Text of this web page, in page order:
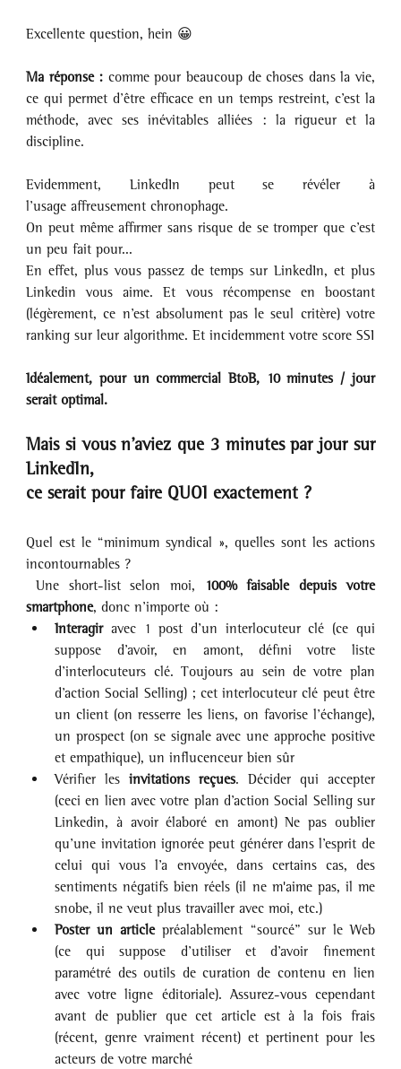
Excellente question, hein 😀
Ma réponse : comme pour beaucoup de choses dans la vie,
ce qui permet d’être efficace en un temps restreint, c’est la
méthode, avec ses inévitables alliées : la rigueur et la
discipline.
Evidemment, LinkedIn peut se révéler à
l’usage affreusement chronophage.
On peut même affirmer sans risque de se tromper que c’est
un peu fait pour...
En effet, plus vous passez de temps sur LinkedIn, et plus
Linkedin vous aime. Et vous récompense en boostant
(légèrement, ce n’est absolument pas le seul critère) votre
ranking sur leur algorithme. Et incidemment votre score SSI
Idéalement, pour un commercial BtoB, 10 minutes / jour
serait optimal.
Mais si vous n’aviez que 3 minutes par jour sur
LinkedIn,
ce serait pour faire QUOI exactement ?
Quel est le “minimum syndical », quelles sont les actions
incontournables ?
Une short-list selon moi,
100% faisable depuis votre
smartphone, donc n’importe où :
Interagir avec 1 post d’un interlocuteur clé (ce qui
suppose d’avoir, en amont, défini votre liste
d’interlocuteurs clé. Toujours au sein de votre plan
d’action Social Selling) ; cet interlocuteur clé peut être
un client (on resserre les liens, on favorise l’échange),
un prospect (on se signale avec une approche positive
et empathique), un influcenceur bien sûr
Vérifier les invitations reçues. Décider qui accepter
(ceci en lien avec votre plan d’action Social Selling sur
Linkedin, à avoir élaboré en amont) Ne pas oublier
qu’une invitation ignorée peut générer dans l’esprit de
celui qui vous l’a envoyée, dans certains cas, des
sentiments négatifs bien réels (il ne m'aime pas, il me
snobe, il ne veut plus travailler avec moi, etc.)
Poster un article préalablement “sourcé” sur le Web
(ce qui suppose d’utiliser et d’avoir finement
paramétré des outils de curation de contenu en lien
avec votre ligne éditoriale). Assurez-vous cependant
avant de publier que cet article est à la fois frais
(récent, genre vraiment récent) et pertinent pour les
acteurs de votre marché